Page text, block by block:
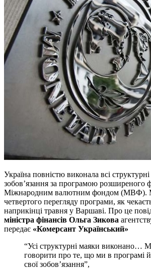
Україна повністю виконала всі
зобов’язання за програмою розширеного
Міжнародним валютним фондом (МВФ).
четвертого перегляду програми, як
наприкінці травня у Варшаві. Про це
міністра фінансів Ольга Зикова
передає «Комерсант Український»
“Усі структурні маяки виконано…
говорити про те, що ми в програмі
свої зобов’язання”,